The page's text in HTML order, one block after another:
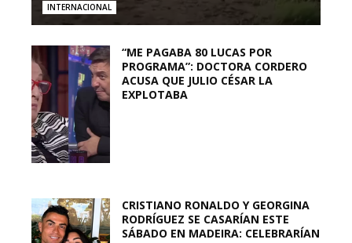
INTERNACIONAL
“ME PAGABA 80 LUCAS POR
PROGRAMA”: DOCTORA CORDERO
ACUSA QUE JULIO CÉSAR LA
EXPLOTABA
CRISTIANO RONALDO Y GEORGINA
RODRÍGUEZ SE CASARÍAN ESTE
SÁBADO EN MADEIRA: CELEBRARÍAN